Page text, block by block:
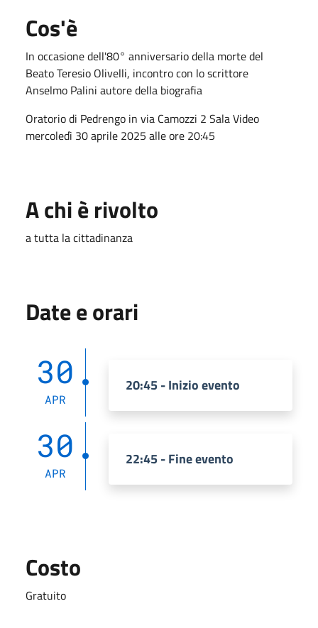
Cos'è
In occasione dell'80° anniversario della morte del
Beato Teresio Olivelli, incontro con lo scrittore
Anselmo Palini autore della biografia
Oratorio di Pedrengo in via Camozzi 2 Sala Video
mercoledì 30 aprile 2025 alle ore 20:45
A chi è rivolto
a tutta la cittadinanza
Date e orari
30
APR
20:45 - Inizio evento
30
APR
22:45 - Fine evento
Costo
Gratuito